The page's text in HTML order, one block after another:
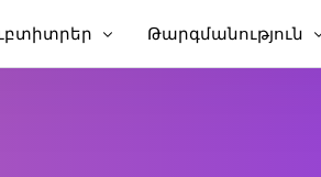
Թարգմանություն